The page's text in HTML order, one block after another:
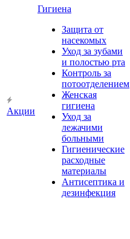
Акции
Гигиена
Защита от
насекомых
Уход за зубами
и полостью рта
Контроль за
потоотделением
Женская
гигиена
Уход за
лежачими
больными
Гигиенические
расходные
материалы
Антисептика и
дезинфекция